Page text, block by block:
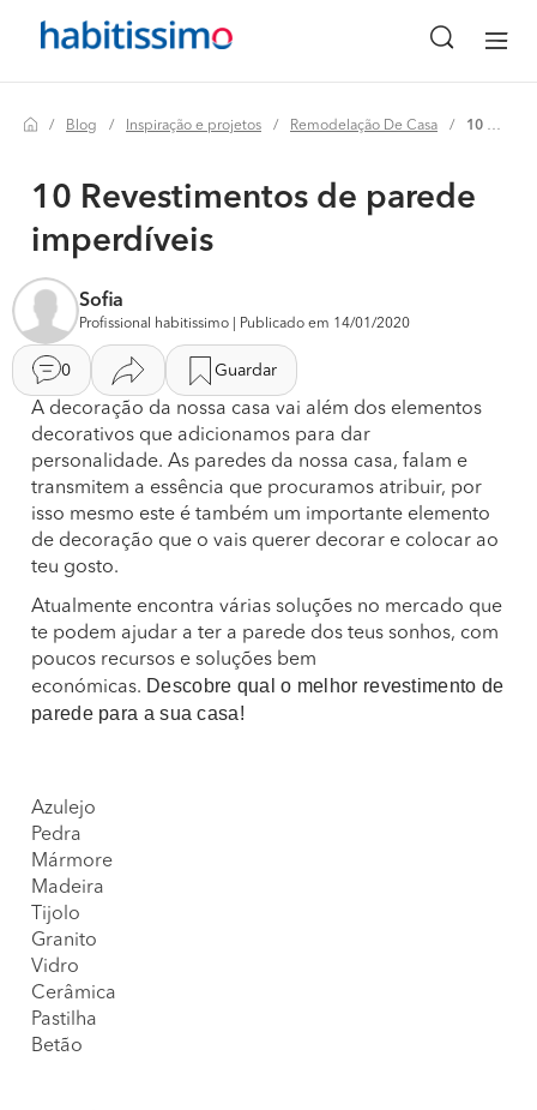
Blog Inspiração e projetos Remodelação De Casa 10 revestimentos de parede imperdíveis
10 Revestimentos de parede
imperdíveis
Sofia
Profissional habitissimo | Publicado em 14/01/2020
0 Guardar
A decoração da nossa casa vai além dos elementos
decorativos que adicionamos para dar
personalidade. As paredes da nossa casa, falam e
transmitem a essência que procuramos atribuir, por
isso mesmo este é também um importante elemento
de decoração que o vais querer decorar e colocar ao
teu gosto.
Atualmente encontra várias soluções no mercado que
te podem ajudar a ter a parede dos teus sonhos, com
poucos recursos e soluções bem
económicas. Descobre qual o melhor revestimento de
parede para a sua casa!
Azulejo
Pedra
Mármore
Madeira
Tijolo
Granito
Vidro
Cerâmica
Pastilha
Betão